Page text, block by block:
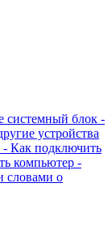
системный блок -
устройства
- Как подключить
компьютер -
словами о